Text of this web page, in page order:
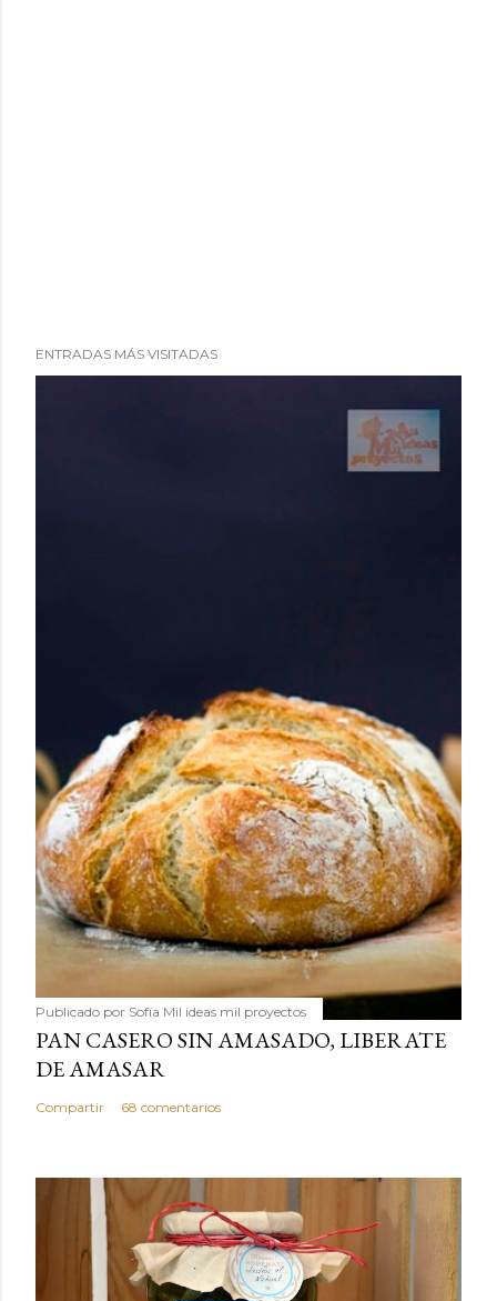
ENTRADAS MÁS VISITADAS
Publicado por Sofía Mil ideas mil proyectos
PAN CASERO SIN AMASADO, LIBERATE
DE AMASAR
Compartir 68 comentarios